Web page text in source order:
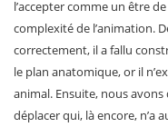
l’accepter comme un être
complexité de l’animation.
correctement, il a fallu
le plan anatomique, or il
animal. Ensuite, nous
déplacer qui, là encore, n’a